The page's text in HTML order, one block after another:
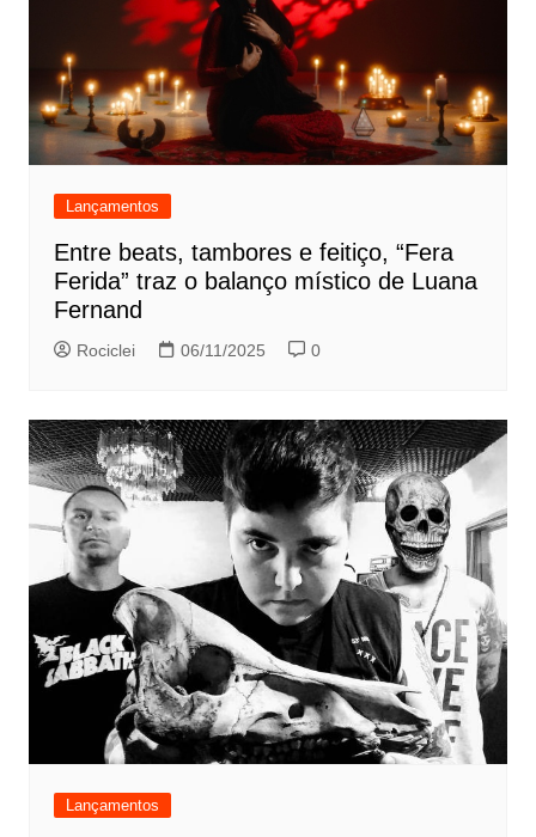
Lançamentos
Entre beats, tambores e feitiço, “Fera
Ferida” traz o balanço místico de Luana
Fernand
Rociclei 06/11/2025 0
Lançamentos